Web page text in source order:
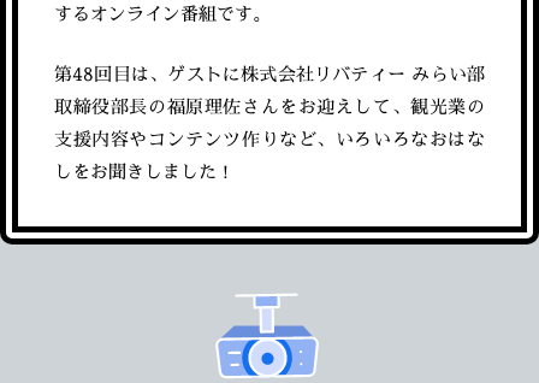
するオンライン番組です。
第48回目は、ゲストに株式会社リバティー みらい部
取締役部長の福原理佐さんをお迎えして、観光業の
支援内容やコンテンツ作りなど、いろいろなおはな
しをお聞きしました！